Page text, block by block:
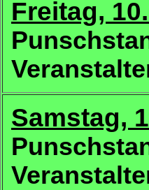
Freitag,
Samstag,